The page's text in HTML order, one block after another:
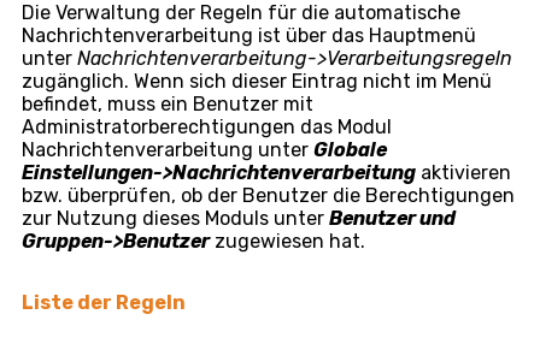
Die Verwaltung der Regeln für die automatische
Nachrichtenverarbeitung ist über das Hauptmenü
unter Nachrichtenverarbeitung->Verarbeitungsregeln
zugänglich. Wenn sich dieser Eintrag nicht im Menü
befindet, muss ein Benutzer mit
Administratorberechtigungen das Modul
Nachrichtenverarbeitung unter Globale
Einstellungen->Nachrichtenverarbeitung aktivieren
bzw. überprüfen, ob der Benutzer die Berechtigungen
zur Nutzung dieses Moduls unter Benutzer und
Gruppen->Benutzerzugewiesen hat.
Liste der Regeln